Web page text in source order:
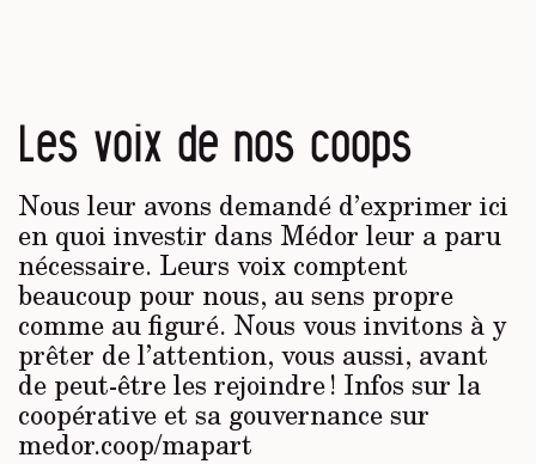
Les voix de nos coops
Nous leur avons demandé d’exprimer ici
en quoi investir dans Médor leur a paru
nécessaire. Leurs voix comptent
beaucoup pour nous, au sens propre
comme au figuré. Nous vous invitons à y
prêter de l’attention, vous aussi, avant
de peut-être les rejoindre ! Infos sur la
coopérative et sa gouvernance sur
medor.coop/mapart